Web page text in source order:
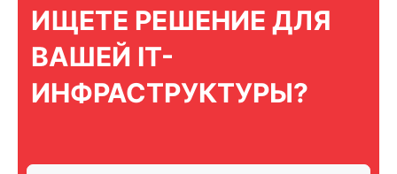
ИЩЕТЕ РЕШЕНИЕ ДЛЯ
ВАШЕЙ IT-
ИНФРАСТРУКТУРЫ?